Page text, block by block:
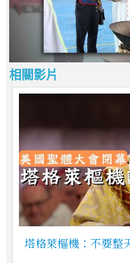
相關影片
塔格萊樞機：不要整